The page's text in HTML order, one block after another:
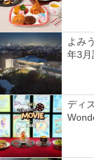
よみ
年3
ディ